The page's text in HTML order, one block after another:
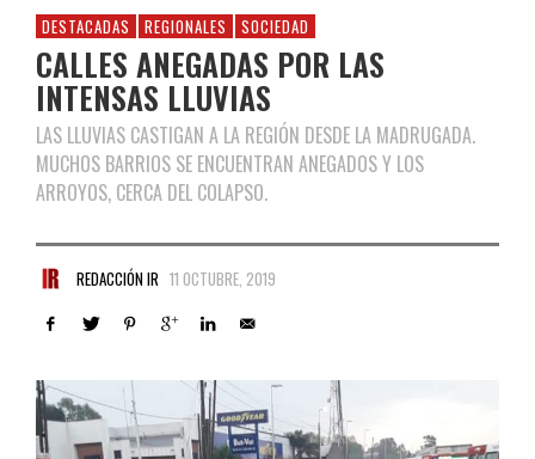
DESTACADAS REGIONALES SOCIEDAD
CALLES ANEGADAS POR LAS
INTENSAS LLUVIAS
LAS LLUVIAS CASTIGAN A LA REGIÓN DESDE LA MADRUGADA.
MUCHOS BARRIOS SE ENCUENTRAN ANEGADOS Y LOS
ARROYOS, CERCA DEL COLAPSO.
REDACCIÓN IR 11 OCTUBRE, 2019